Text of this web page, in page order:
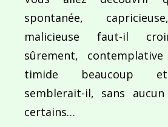
spontanée,
malicieuse faut-il
sûrement,
timide beaucoup
semblerait-il, sans
certains…